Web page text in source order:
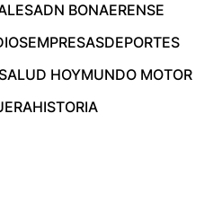
ADN BONAERENSE
EMPRESASDEPORTES
HOYMUNDO MOTOR
HISTORIA